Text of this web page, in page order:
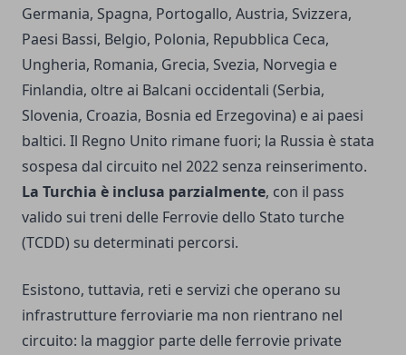
Germania, Spagna, Portogallo, Austria, Svizzera,
Paesi Bassi, Belgio, Polonia, Repubblica Ceca,
Ungheria, Romania, Grecia, Svezia, Norvegia e
Finlandia, oltre ai Balcani occidentali (Serbia,
Slovenia, Croazia, Bosnia ed Erzegovina) e ai paesi
baltici. Il Regno Unito rimane fuori; la Russia è stata
sospesa dal circuito nel 2022 senza reinserimento.
La Turchia è inclusa parzialmente, con il pass
valido sui treni delle Ferrovie dello Stato turche
(TCDD) su determinati percorsi.
Esistono, tuttavia, reti e servizi che operano su
infrastrutture ferroviarie ma non rientrano nel
circuito: la maggior parte delle ferrovie private